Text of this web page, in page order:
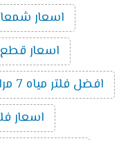
اسعار شمعات
اسعار قطع غيار
افضل فلتر مياه 7 مراحل
اسعار فلتر